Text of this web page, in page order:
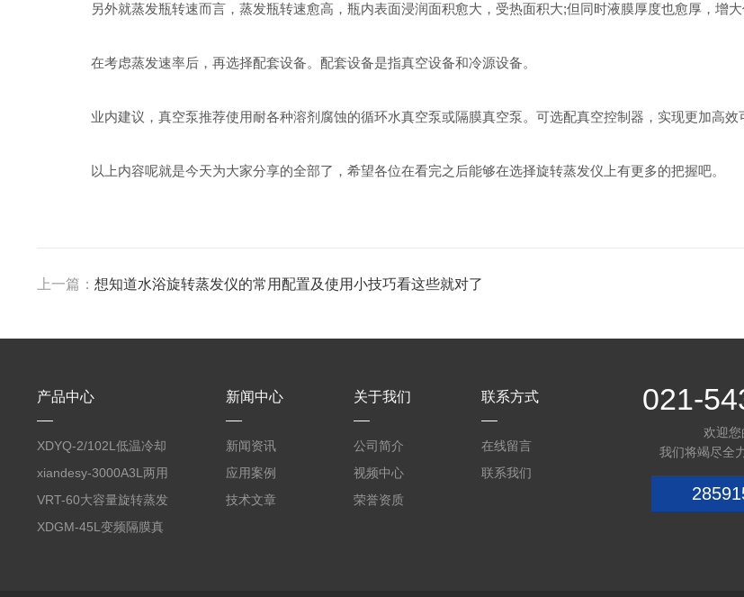
另外就蒸发瓶转速而言，蒸发瓶转速愈高，瓶内表面浸润面积愈大，受热面积大;但同时液膜厚度也愈厚，增大
在考虑蒸发速率后，再选择配套设备。配套设备是指真空设备和冷源设备。
业内建议，真空泵推荐使用耐各种溶剂腐蚀的循环水真空泵或隔膜真空泵。可选配真空控制器，实现更加高效
以上内容呢就是今天为大家分享的全部了，希望各位在看完之后能够在选择旋转蒸发仪上有更多的把握吧。
上一篇： 想知道水浴旋转蒸发仪的常用配置及使用小技巧看这些就对了
产品中心
XDYQ-2/102L低温冷却
液循环装置
xiandesy-3000A3L两用
型旋转蒸发仪
VRT-60大容量旋转蒸发
仪
XDGM-45L变频隔膜真
新闻中心
新闻资讯
应用案例
技术文章
关于我们
公司简介
视频中心
荣誉资质
联系方式
在线留言
联系我们
021-
欢迎您
我们将竭尽全